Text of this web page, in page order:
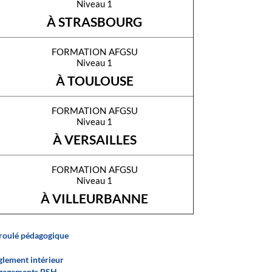
Niveau 1
À STRASBOURG
formation afgsu
Niveau 1
À TOULOUSE
formation afgsu
Niveau 1
À VERSAILLES
formation afgsu
Niveau 1
À VILLEURBANNE
pédagogique
intérieur